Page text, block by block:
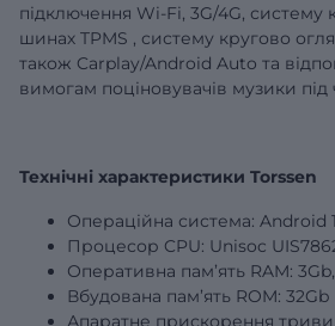
підключення Wi-Fi, 3G/4G, систему
шинах TPMS , систему кругово
також Carplay/Android Auto та
вимогам поціновувачів музики під
Технічні характеристики Torssen
Операційна система: Android
Процесор CPU: Unisoc
Оперативна пам’ять RAM: 3Gb
Вбудована пам’ять ROM: 32Gb
Апаратне прискорення